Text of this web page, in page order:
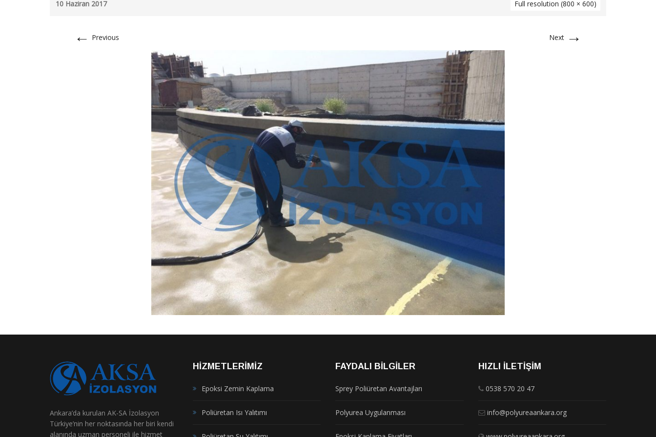
10 Haziran 2017 Full resolution (800 × 600)
← Previous Next →
Ankara’da kurulan AK-SA İzolasyon
Türkiye’nin her noktasında her biri kendi
alanında uzman personeli ile hizmet
HIZMETLERIMIZ
Epoksi Zemin Kaplama
Poliüretan Isı Yalıtımı
FAYDALI BILGILER
Sprey Poliüretan Avantajları
Polyurea Uygulanması
HIZLI İLETIŞIM
0538 570 20 47
info@polyureaankara.org